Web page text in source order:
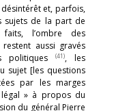
et, parfois,
sujets de la part de
l’ombre des
aussi gravés
politiques
(41), les
sujet [les questions
par les marges
légal » à propos du
du général Pierre